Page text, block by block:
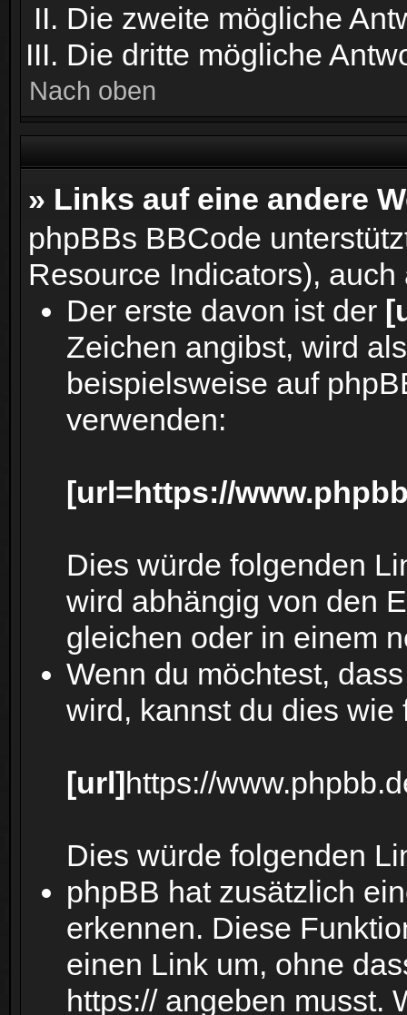
Die zweite mögliche
Die dritte mögliche
Nach oben
» Links auf eine andere
phpBBs BBCode
Resource Indicators),
Der erste davon ist der
Zeichen angibst, wird
beispielsweise auf
verwenden:
[url=https://
Dies würde folgenden
wird abhängig von den
gleichen oder in einem
Wenn du möchtest,
wird, kannst du dies wie
[url]https://
Dies würde folgenden
phpBB hat zusätzlich
erkennen. Diese
einen Link um, ohne
https:// angeben musst.